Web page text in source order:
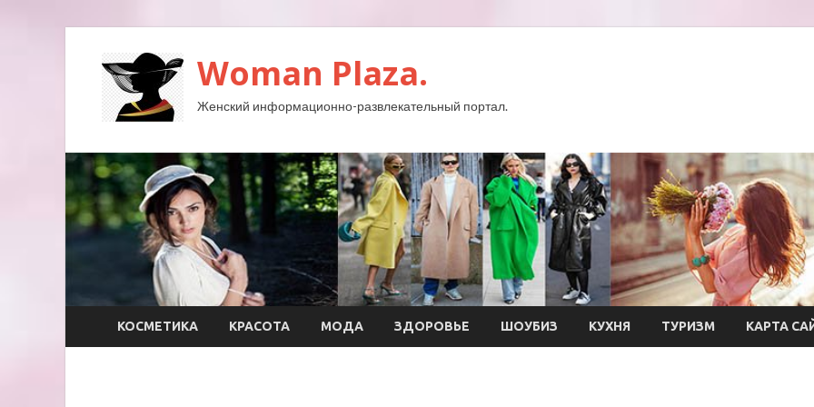
Woman Plaza.
Женский информационно-развлекательный портал.
КОСМЕТИКА КРАСОТА МОДА ЗДОРОВЬЕ ШОУБИЗ КУХНЯ ТУРИЗМ КАРТА